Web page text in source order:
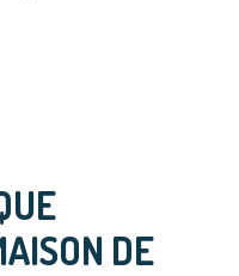
DE